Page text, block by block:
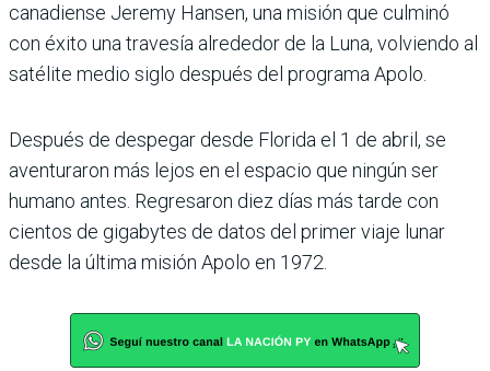
canadiense Jeremy Hansen, una misión que culminó
con éxito una travesía alrededor de la Luna, volviendo al
satélite medio siglo después del programa Apolo.
Después de despegar desde Florida el 1 de abril, se
aventuraron más lejos en el espacio que ningún ser
humano antes. Regresaron diez días más tarde con
cientos de gigabytes de datos del primer viaje lunar
desde la última misión Apolo en 1972.